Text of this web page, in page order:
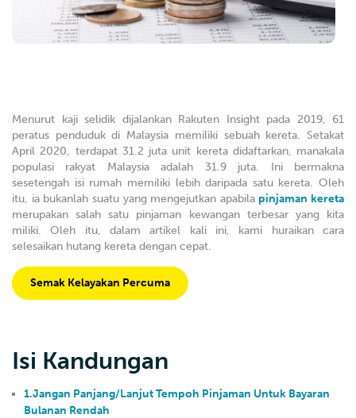
Menurut kaji selidik dijalankan Rakuten Insight pada 2019, 61
peratus penduduk di Malaysia memiliki sebuah kereta. Setakat
April 2020, terdapat 31.2 juta unit kereta didaftarkan, manakala
populasi rakyat Malaysia adalah 31.9 juta. Ini bermakna
sesetengah isi rumah memiliki lebih daripada satu kereta. Oleh
itu, ia bukanlah suatu yang mengejutkan apabila pinjaman kereta
merupakan salah satu pinjaman kewangan terbesar yang kita
miliki. Oleh itu, dalam artikel kali ini, kami huraikan cara
selesaikan hutang kereta dengan cepat.
Semak Kelayakan Percuma
Isi Kandungan
1.Jangan Panjang/Lanjut Tempoh Pinjaman Untuk Bayaran
Bulanan Rendah